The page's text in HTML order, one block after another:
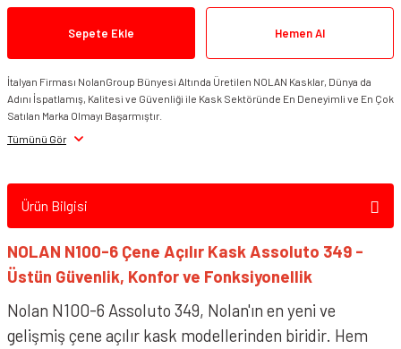
Sepete Ekle Hemen Al
İtalyan Firması NolanGroup Bünyesi Altında Üretilen NOLAN Kasklar, Dünya da
Adını İspatlamış, Kalitesi ve Güvenliği ile Kask Sektöründe En Deneyimli ve En Çok
Satılan Marka Olmayı Başarmıştır.
Tümünü Gör
Ürün Bilgisi
NOLAN N100-6 Çene Açılır Kask Assoluto 349 -
Üstün Güvenlik, Konfor ve Fonksiyonellik
Nolan N100-6 Assoluto 349, Nolan'ın en yeni ve
gelişmiş çene açılır kask modellerinden biridir. Hem